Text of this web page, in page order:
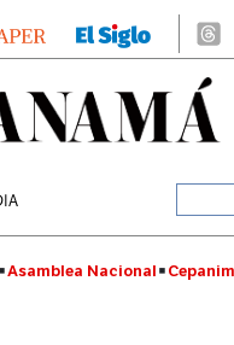
Asamblea Nacional Cepanim